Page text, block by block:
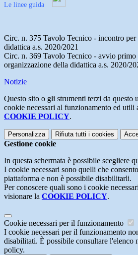
Le linee guida
Circ. n. 375 Tavolo Tecnico - incontro per
didattica a.s. 2020/2021
Circ. n. 369 Tavolo Tecnico - avvio primo
organizzazione della didattica a.s. 2020/
Notizie
Questo sito o gli strumenti terzi da questo
cookie necessari al funzionamento ed
COOKIE POLICY.
Personalizza Rifiuta tutti i cookies
Gestione cookie
In questa schermata è possibile scegliere
I cookie necessari sono quelli che
piattaforma e non è possibile disabilitarli.
Per conoscere quali sono i cookie
visionare la COOKIE POLICY.
Cookie necessari per il funzionamento
I cookie necessari per il funzionamento
disabilitati. È possibile consultare l'elenco
policy.